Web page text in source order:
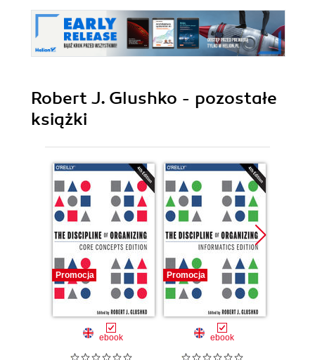
Robert J. Glushko - pozostałe
książki
Promocja
ebook
Promocja
ebook